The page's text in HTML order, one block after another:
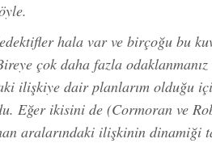
hala var ve birçoğu bu
çok daha fazla odaklanmanız
ilişkiye dair planlarım olduğu
Eğer ikisini de (Cormoran ve
aralarındaki ilişkinin dinamiği